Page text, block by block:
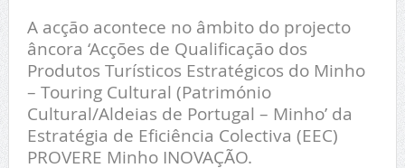
A acção acontece no âmbito do projecto
âncora ‘Acções de Qualificação dos
Produtos Turísticos Estratégicos do Minho
– Touring Cultural (Património
Cultural/Aldeias de Portugal – Minho’ da
Estratégia de Eficiência Colectiva (EEC)
PROVERE Minho INOVAÇÃO.